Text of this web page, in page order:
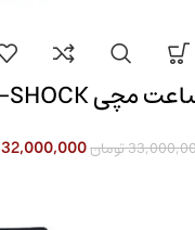
تومان32,000,000